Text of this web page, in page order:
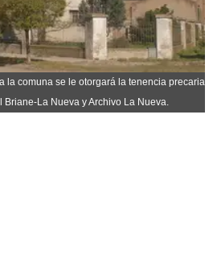
la comuna se le otorgará la tenencia precaria
Briane-La Nueva y Archivo La Nueva.